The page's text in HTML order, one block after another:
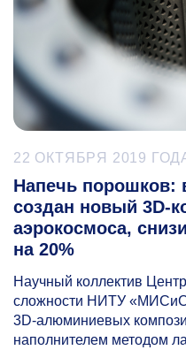
22 ОКТЯБРЯ 2019
Напечь
создан новый 3D-
аэрокосмоса,
на 20%
Научный коллектив
сложности НИТУ
3D-алюминиевых
наполнителем методом